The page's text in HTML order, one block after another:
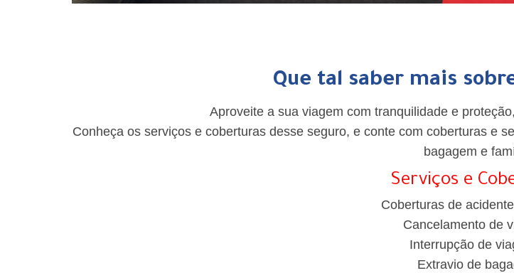
Que tal saber mais
Aproveite a sua viagem com tranquilidade e
Conheça os serviços e coberturas desse seguro, e conte com coberturas e
bagagem e
Serviços e
Coberturas de
Cancelamento de
Interrupção de
Extravio de